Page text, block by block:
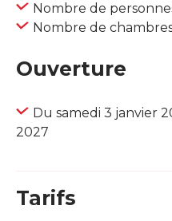
Nombre de
Nombre de
Ouverture
Du samedi 3 janvier
2027
Tarifs